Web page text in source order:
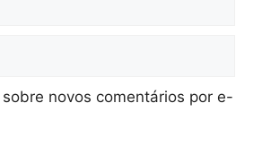
novos comentários por e-